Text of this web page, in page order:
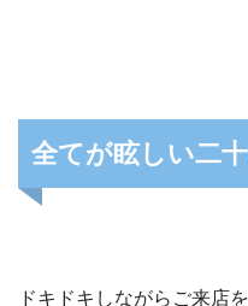
全てが眩しい二
ドキドキしながらご来店